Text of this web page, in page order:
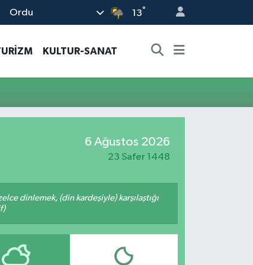
Ordu 13°
KULTUR-SANAT
6 Ağustos 2026
23 Safer 1448
dinlemek, (din kardeşiyle) karşılaştığı